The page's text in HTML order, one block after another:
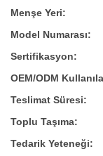
Menşe Yeri:
Model Numarası:
Sertifikasyon:
OEM/ODM
Teslimat Süresi:
Toplu Taşıma:
Tedarik Yeteneği: